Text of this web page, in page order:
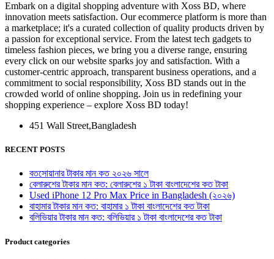
Embark on a digital shopping adventure with Xoss BD, where
innovation meets satisfaction. Our ecommerce platform is more than
a marketplace; it's a curated collection of quality products driven by
a passion for exceptional service. From the latest tech gadgets to
timeless fashion pieces, we bring you a diverse range, ensuring
every click on our website sparks joy and satisfaction. With a
customer-centric approach, transparent business operations, and a
commitment to social responsibility, Xoss BD stands out in the
crowded world of online shopping. Join us in redefining your
shopping experience – explore Xoss BD today!
451 Wall Street,Bangladesh
RECENT POSTS
বতসোয়ানার টাকার মান কত ২০২৬ সালে
বেলারুশের টাকার মান কত: বেলারুশের ১ টাকা বাংলাদেশের কত টাকা
Used iPhone 12 Pro Max Price in Bangladesh (২০২৬)
বাহামার টাকার মান কত: বাহামার ১ টাকা বাংলাদেশের কত টাকা
বলিভিয়ার টাকার মান কত: বলিভিয়ার ১ টাকা বাংলাদেশের কত টাকা
Product categories